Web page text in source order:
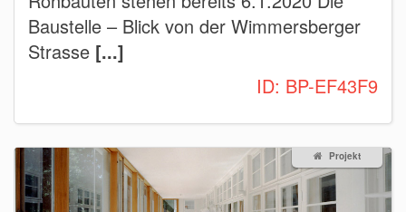
Baustelle – Blick von der Wimmersberger
Strasse [...]
ID: BP-EF43F9
Projekt